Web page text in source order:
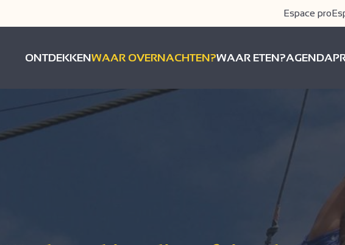
Espace pro
ONTDEKKENWAAR OVERNACHTEN?WAAR ETEN?AGENDA